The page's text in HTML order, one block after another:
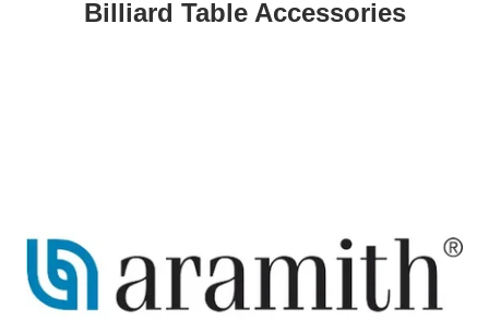
Billiard Table Accessories